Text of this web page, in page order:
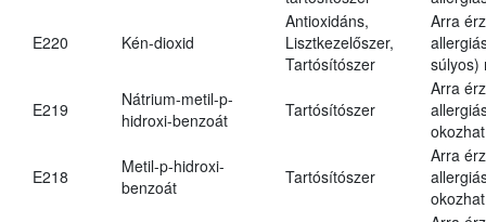
E220 Kén-dioxid
Antioxidáns,
Lisztkezelőszer,
Tartósítószer
Arra
súlyos)
E219
Nátrium-metil-p-
hidroxi-benzoát
Tartósítószer
Arra
E218
Metil-p-hidroxi-
benzoát
Tartósítószer
Arra